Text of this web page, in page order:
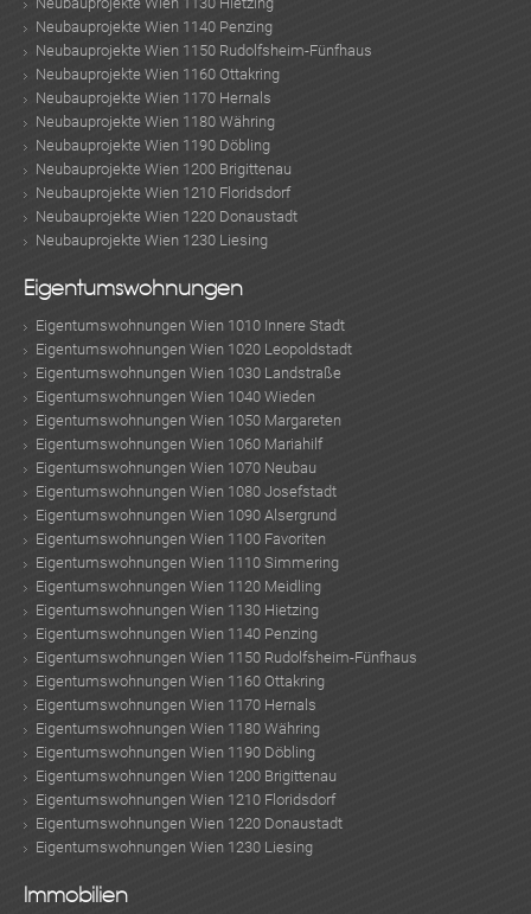
Neubauprojekte Wien 1140 Penzing
Neubauprojekte Wien 1150 Rudolfsheim-Fünfhaus
Neubauprojekte Wien 1160 Ottakring
Neubauprojekte Wien 1170 Hernals
Neubauprojekte Wien 1180 Währing
Neubauprojekte Wien 1190 Döbling
Neubauprojekte Wien 1200 Brigittenau
Neubauprojekte Wien 1210 Floridsdorf
Neubauprojekte Wien 1220 Donaustadt
Neubauprojekte Wien 1230 Liesing
Eigentumswohnungen
Eigentumswohnungen Wien 1010 Innere Stadt
Eigentumswohnungen Wien 1020 Leopoldstadt
Eigentumswohnungen Wien 1030 Landstraße
Eigentumswohnungen Wien 1040 Wieden
Eigentumswohnungen Wien 1050 Margareten
Eigentumswohnungen Wien 1060 Mariahilf
Eigentumswohnungen Wien 1070 Neubau
Eigentumswohnungen Wien 1080 Josefstadt
Eigentumswohnungen Wien 1090 Alsergrund
Eigentumswohnungen Wien 1100 Favoriten
Eigentumswohnungen Wien 1110 Simmering
Eigentumswohnungen Wien 1120 Meidling
Eigentumswohnungen Wien 1130 Hietzing
Eigentumswohnungen Wien 1140 Penzing
Eigentumswohnungen Wien 1150 Rudolfsheim-Fünfhaus
Eigentumswohnungen Wien 1160 Ottakring
Eigentumswohnungen Wien 1170 Hernals
Eigentumswohnungen Wien 1180 Währing
Eigentumswohnungen Wien 1190 Döbling
Eigentumswohnungen Wien 1200 Brigittenau
Eigentumswohnungen Wien 1210 Floridsdorf
Eigentumswohnungen Wien 1220 Donaustadt
Eigentumswohnungen Wien 1230 Liesing
Immobilien